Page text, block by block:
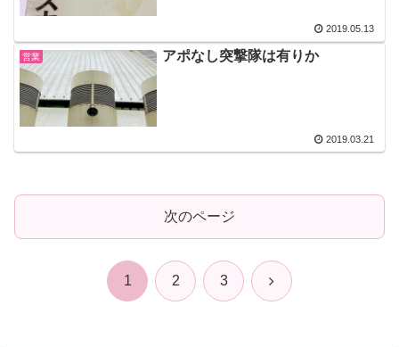
2019.05.13
営業 アポなし突撃隊は有りか
2019.03.21
次のページ
1 2 3 次